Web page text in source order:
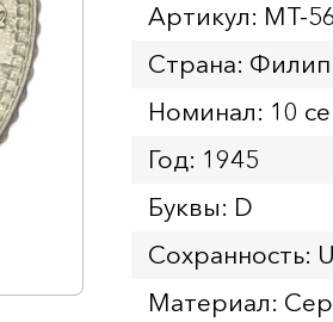
Артикул: MT-
Страна:
Номинал: 10
Год: 1945
Буквы: D
Сохранность:
Материал: